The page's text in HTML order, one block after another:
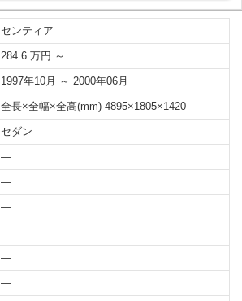
センティア
284.6 万円 ～
1997年10月 ～ 2000年06月
全長×全幅×全高(mm) 4895×1805×1420
セダン
―
―
―
―
―
―